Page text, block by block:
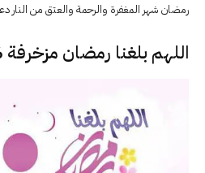
رمضان شهر المغفرة والرحمة والعتق من النار
اللهم بلغنا رمضان مزخرفة 2026